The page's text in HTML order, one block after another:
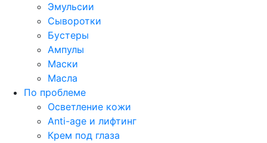
Эмульсии
Сыворотки
Бустеры
Ампулы
Маски
Масла
По проблеме
Осветление кожи
Anti-age и лифтинг
Крем под глаза